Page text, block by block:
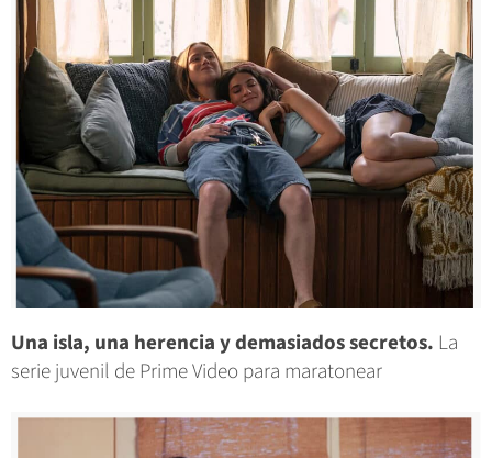
Una isla, una herencia y demasiados secretos. La
serie juvenil de Prime Video para maratonear